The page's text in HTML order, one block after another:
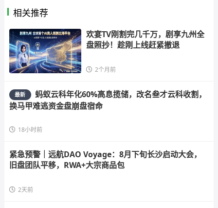
相关推荐
欢宴TV刚割完几千万，剧享九州全
盘照抄！趁刚上线赶紧撤退
2个月前
最新
蚂蚁云科年化60%高息揽储，改名叁才云科收割，
换马甲难逃资金盘崩盘宿命
18小时前
紧急预警｜远航DAO Voyage：8月下旬长沙启动大会，
旧盘团队平移，RWA+大宗商品包
2天前